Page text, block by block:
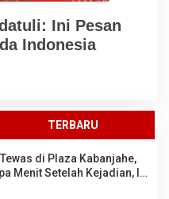
Ini Pesan
Indonesia
TERBARU
di Plaza Kabanjahe,
Menit Setelah Kejadian, Ini